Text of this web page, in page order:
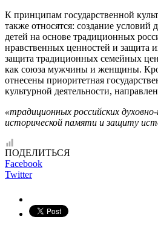
К принципам государственной
также относятся: создание условий
детей на основе традиционных
нравственных ценностей и защита
защита традиционных семейных
как союза мужчины и женщины.
отнесены приоритетная
культурной деятельности,
«традиционных российских
исторической памяти и защиту
ПОДЕЛИТЬСЯ
Facebook
Twitter